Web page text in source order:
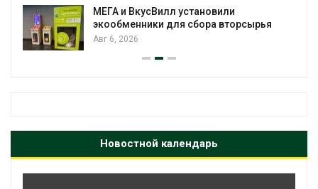
МЕГА и ВкусВилл установили
экообменники для сбора вторсырья
Авг 6, 2026
Новостной календарь